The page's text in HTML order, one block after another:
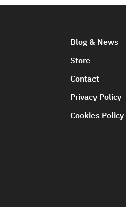
Blog & News
Store
Contact
Privacy Policy
Cookies Policy